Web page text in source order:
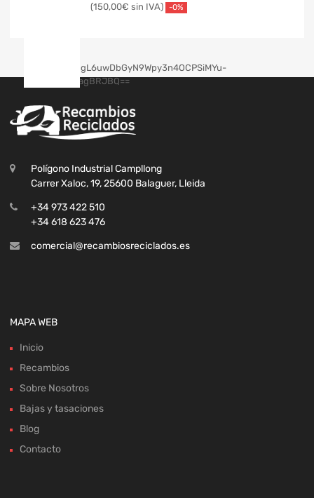
150,00€ -0%
Polígono Industrial Campllong
Carrer Xaloc, 19, 25600 Balaguer, Lleida
+34 973 422 510
+34 618 623 476
comercial@recambiosreciclados.es
MAPA WEB
Inicio
Recambios
Sobre Nosotros
Bajas y tasaciones
Blog
Contacto